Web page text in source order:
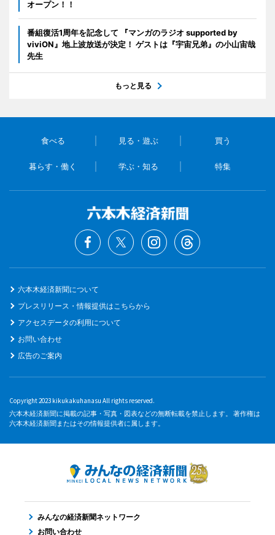
オープン！！
番組復活1周年を記念して 『マンガのラジオ supported by
viviON』地上波放送が決定！ ゲストは『宇宙兄弟』の小山宙哉
先生
もっと見る
食べる 見る・遊ぶ 買う
暮らす・働く 学ぶ・知る 特集
六本木経済新聞について
プレスリリース・情報提供はこちらから
アクセスデータの利用について
お問い合わせ
広告のご案内
Copyright 2023 kikukakuhanasu All rights reserved.
六本木経済新聞に掲載の記事・写真・図表などの無断転載を禁止します。 著作権は
六本木経済新聞またはその情報提供者に属します。
みんなの経済新聞ネットワーク
お問い合わせ